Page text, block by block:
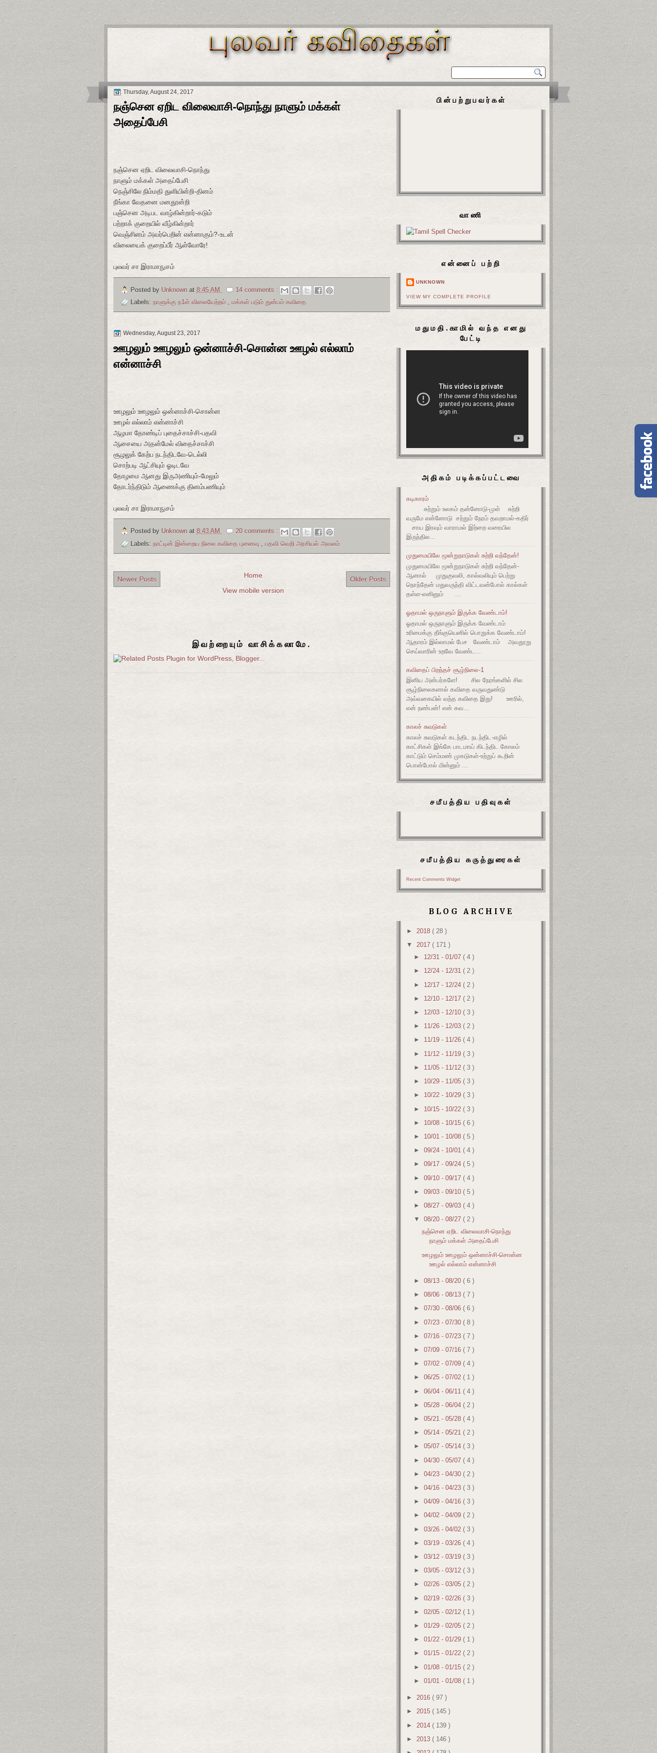
Thursday, August 24, 2017
நஞ்சென ஏறிட விலைவாசி-நொந்து நாளும் மக்கள்
அதைப்பேசி
நஞ்சென ஏறிட விலைவாசி-நொந்து
நாளும் மக்கள் அதைப்பேசி
நெஞ்சிலே நிம்மதி துளியின்றி-தினம்
நீங்கா வேதனை மனதூன்றி
பஞ்சென அடிபட வாழ்கின்றார்-கடும்
பற்றாக் குறையில் வீழ்கின்றார்
வெஞ்சினம் அவர்பெறின் என்னாகும்?-உடன்
விலையைக் குறைப்பீர் ஆள்வோரே!
புலவர் சா இராமாநுசம்
Posted by Unknown at 8:45 AM
14 comments :
Labels: நாளுக்கு ந1ள் விலையேற்றம் , மக்கள் படும் துன்பம் கவிதை
Wednesday, August 23, 2017
ஊழலும் ஊழலும் ஒன்னாச்சி-சொன்ன ஊழல் எல்லாம்
என்னாச்சி
ஊழலும் ஊழலும் ஒன்னாச்சி-சொன்ன
ஊழல் எல்லாம் என்னாச்சி
ஆழமா தோண்டிப் புதைச்சாச்சி-பதவி
ஆசையை அதன்மேல் விதைச்சாச்சி
சூழலுக் கேற்ப நடந்திடவே-டெல்லி
சொற்படி ஆட்சியும் ஓடிடவே
தோழமை ஆனது இருஅணியும்-மேலும்
தோடர்ந்திடும் ஆணைக்கு தினம்பணியும்
புலவர் சா இராமாநுசம்
Posted by Unknown at 8:43 AM
20 comments :
Labels: நாட்டின் இன்றைய நிலை கவிதை புனைவு பதவி வெறி அரசியல் அவலம்
Newer Posts Older Posts
Home
View mobile version
இவற்றையும் வாசிக்கலாமே.
பின்பற்றுபவர்கள்
வாணி
என்னைப் பற்றி
UNKNOWN
VIEW MY COMPLETE PROFILE
மதுமதி.காமில் வந்த எனது
பேட்டி
அதிகம் படிக்கப்பட்டவை
கடிகாரம்
சுற்றும் உலகம் தன்னோடு-முள் சுற்றி
வருமே என்னோடு சற்றும் நேரம் தவறாமல்-கதிர்
சாய இரவும் வாராமல் இற்றை வரையில
இருந்தில...
முதுமையிலே மூன்றுநாடுகள் சுற்றி வந்தேன்!
முதுமையிலே மூன்றுநாடுகள் சுற்றி வந்தேன்-
ஆனால் முதுகுவலி, கால்வலியும் பெற்று
நொந்தேன் மதுவருந்தி விட்டவன்போல் கால்கள்
தள்ள-எனினும் ...
ஓதாமல் ஒருநாளும் இருக்க வேண்டாம்!
ஓதாமல் ஒருநாளும் இருக்க வேண்டாம்
உரிமைக்கு தீங்குயெனில் பொறுக்க வேண்டாம்!
ஆதாரம் இல்லாமல் பேச வேண்டாம் அவதூறு
செய்வாரின் உறவே வேண்ட...
கவிதைப் பிறந்தச் சூழ்நிலை-1
இனிய அன்பர்களே! சில நேரங்களில் சில
சூழ்நிலைகளால் கவிதை வருவதுண்டு
அவ்வகையில் வந்த கவிதை இது! ஊரில்,
என் நண்பன்! என் கவ...
காலச் சுவடுகள்
காலச் சுவடுகள் கடந்திட நடந்திட-எழில்
காட்சிகள் இங்கே பாடமாய் கிடந்திட கோலம்
காட்டும் செம்மண் முகடுகள்-உற்றுப் கூறின்
பொன்போல் மின்னும் ...
சமீபத்திய பதிவுகள்
சமீபத்திய கருத்துரைகள்
Recent Comments Widget
BLOG ARCHIVE
► 2018 ( 28 )
▼ 2017 ( 171 )
► 12/31 - 01/07 ( 4 )
► 12/24 - 12/31 ( 2 )
► 12/17 - 12/24 ( 2 )
► 12/10 - 12/17 ( 2 )
► 12/03 - 12/10 ( 3 )
► 11/26 - 12/03 ( 2 )
► 11/19 - 11/26 ( 4 )
► 11/12 - 11/19 ( 3 )
► 11/05 - 11/12 ( 3 )
► 10/29 - 11/05 ( 3 )
► 10/22 - 10/29 ( 3 )
► 10/15 - 10/22 ( 3 )
► 10/08 - 10/15 ( 6 )
► 10/01 - 10/08 ( 5 )
►09/24 - 10/01 ( 4 )
►09/17 - 09/24 ( 5 )
►09/10 - 09/17 ( 4 )
►09/03 - 09/10 ( 5 )
►08/27 - 09/03 ( 4 )
▼08/20 - 08/27 ( 2 )
நஞ்சென ஏறிட விலைவாசி-நொந்து
நாளும் மக்கள் அதைப்பேசி
ஊழலும் ஊழலும் ஒன்னாச்சி-சொன்ன
ஊழல் எல்லாம் என்னாச்சி
►08/13 - 08/20 ( 6 )
►08/06 - 08/13 ( 7 )
►07/30 - 08/06 ( 6 )
►07/23 - 07/30 ( 8 )
►07/16 - 07/23 ( 7 )
►07/09 - 07/16 ( 7 )
►07/02 - 07/09 ( 4 )
►06/25 - 07/02 ( 1 )
►06/04 - 06/11 ( 4 )
►05/28 - 06/04 ( 2 )
►05/21 - 05/28 ( 4 )
►05/14 - 05/21 ( 2 )
►05/07 - 05/14 ( 3 )
►04/30 - 05/07 ( 4 )
►04/23 - 04/30 ( 2 )
►04/16 - 04/23 ( 3 )
►04/09 - 04/16 ( 3 )
►04/02 - 04/09 ( 2 )
►03/26 - 04/02 ( 3 )
►03/19 - 03/26 ( 4 )
►03/12 - 03/19 ( 3 )
►03/05 - 03/12 ( 3 )
►02/26 - 03/05 ( 2 )
►02/19 - 02/26 ( 3 )
►02/05 - 02/12 ( 1 )
►01/29 - 02/05 ( 2 )
►01/22 - 01/29 ( 1 )
►01/15 - 01/22 ( 2 )
►01/08 - 01/15 ( 2 )
►01/01 - 01/08 ( 1 )
► 2016 ( 97 )
► 2015 ( 145 )
► 2014 ( 139 )
► 2013 ( 146 )